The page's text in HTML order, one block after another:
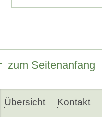
zum Seitenanfang
Übersicht Kontakt